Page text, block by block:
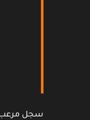
سجل مرعب